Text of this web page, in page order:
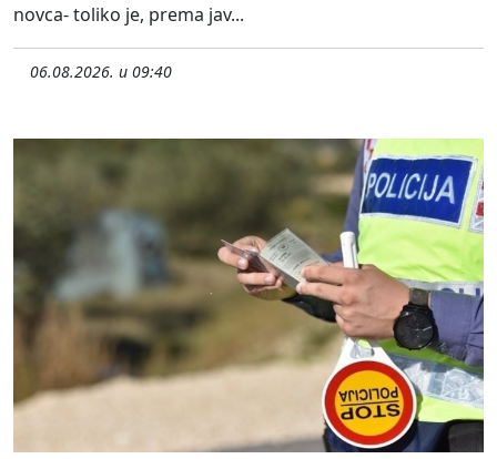
novca- toliko je, prema jav...
06.08.2026. u 09:40